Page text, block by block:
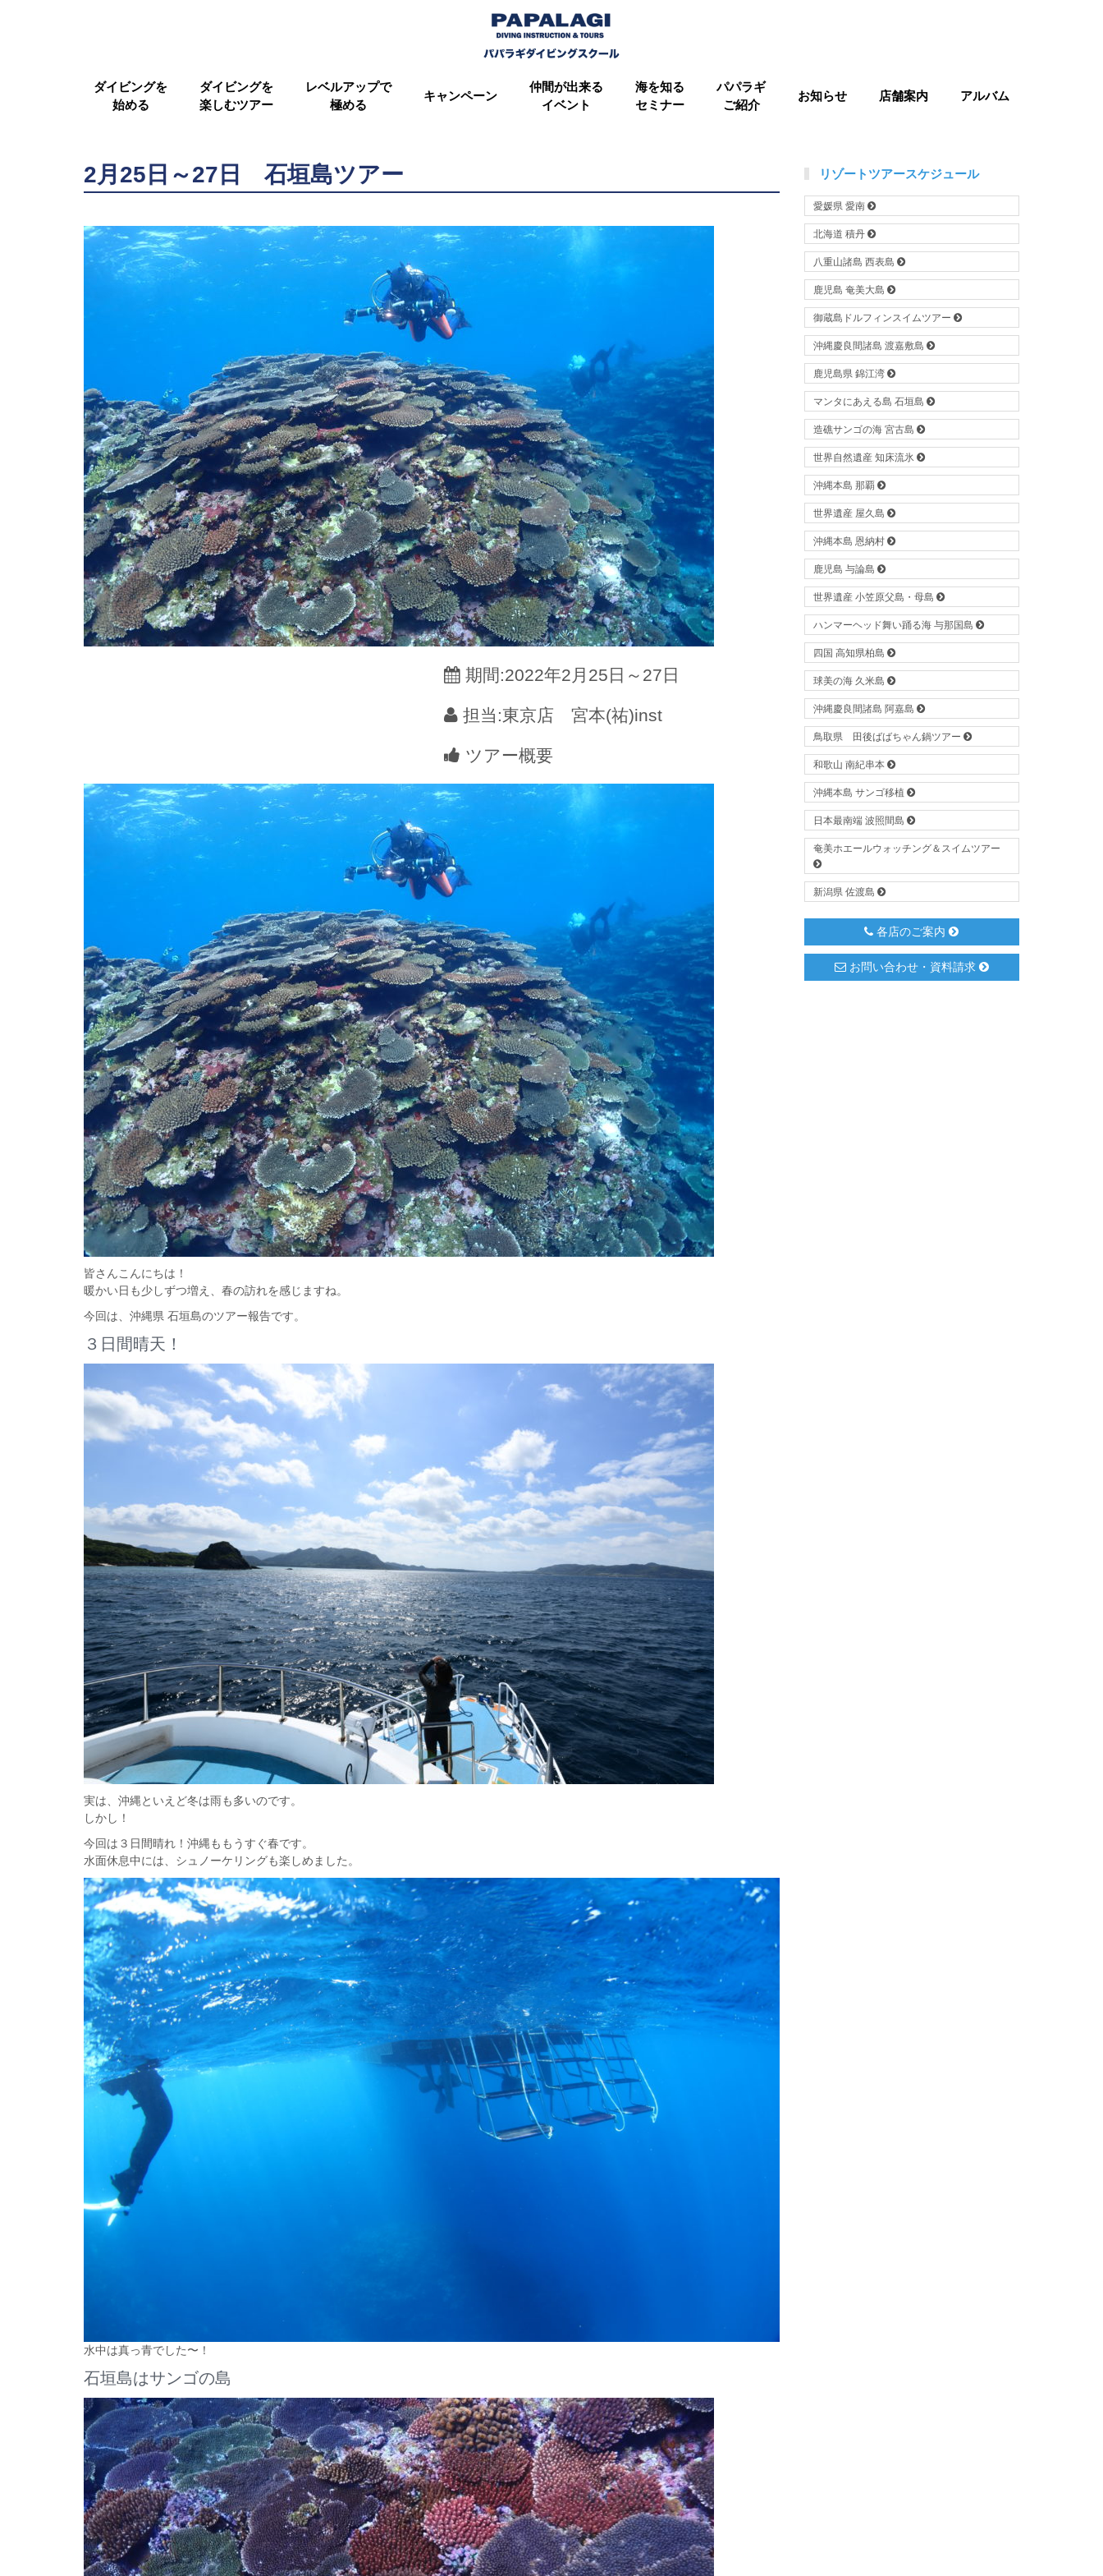
ダイビングを
始める
ダイビングを
楽しむツアー
レベルアップで
極める
キャンペーン
仲間が出来る
イベント
海を知る
セミナー
パパラギ
ご紹介
お知らせ 店舗案内 アルバム
2月25日～27日 石垣島ツアー
期間:2022年2月25日～27日
担当:東京店 宮本(祐)inst
ツアー概要
皆さんこんにちは！
暖かい日も少しずつ増え、春の訪れを感じますね。
今回は、沖縄県 石垣島のツアー報告です。
３日間晴天！
実は、沖縄といえど冬は雨も多いのです。
しかし！
今回は３日間晴れ！沖縄ももうすぐ春です。
水面休息中には、シュノーケリングも楽しめました。
水中は真っ青でした〜！
石垣島はサンゴの島
リゾートツアースケジュール
愛媛県 愛南
北海道 積丹
八重山諸島 西表島
鹿児島 奄美大島
御蔵島ドルフィンスイムツアー
沖縄慶良間諸島 渡嘉敷島
鹿児島県 錦江湾
マンタにあえる島 石垣島
造礁サンゴの海 宮古島
世界自然遺産 知床流氷
沖縄本島 那覇
世界遺産 屋久島
沖縄本島 恩納村
鹿児島 与論島
世界遺産 小笠原父島・母島
ハンマーヘッド舞い踊る海 与那国島
四国 高知県柏島
球美の海 久米島
沖縄慶良間諸島 阿嘉島
鳥取県 田後ばばちゃん鍋ツアー
和歌山 南紀串本
沖縄本島 サンゴ移植
日本最南端 波照間島
奄美ホエールウォッチング＆スイムツアー
新潟県 佐渡島
各店のご案内
お問い合わせ・資料請求